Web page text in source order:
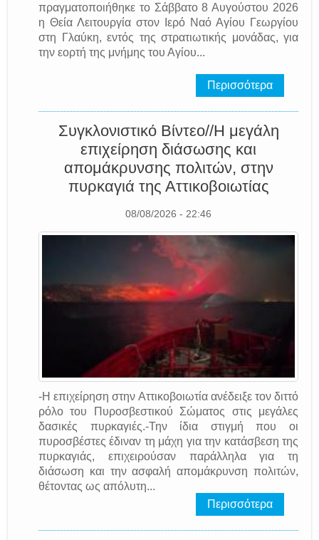
πραγματοποιήθηκε το Σάββατο 8 Αυγούστου 2026
η Θεία Λειτουργία στον Ιερό Ναό Αγίου Γεωργίου
στη Γλαύκη, εντός της στρατιωτικής μονάδας, για
την εορτή της μνήμης του Αγίου...
Περισσότερα
Συγκλονιστικό Βίντεο//Η μεγάλη
επιχείρηση διάσωσης και
απομάκρυνσης πολιτών, στην
πυρκαγιά της Αττικοβοιωτίας
08/08/2026 - 22:46
-Η επιχείρηση στην Αττικοβοιωτία ανέδειξε τον διττό
ρόλο του Πυροσβεστικού Σώματος στις μεγάλες
δασικές πυρκαγιές.-Την ίδια στιγμή που οι
πυροσβέστες έδιναν τη μάχη για την κατάσβεση της
πυρκαγιάς, επιχειρούσαν παράλληλα για τη
διάσωση και την ασφαλή απομάκρυνση πολιτών,
θέτοντας ως απόλυτη...
Περισσότερα